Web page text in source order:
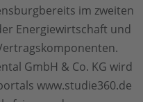
im zweiten
Energiewirtschaft und
GmbH & Co. KG wird
www.studie360.de